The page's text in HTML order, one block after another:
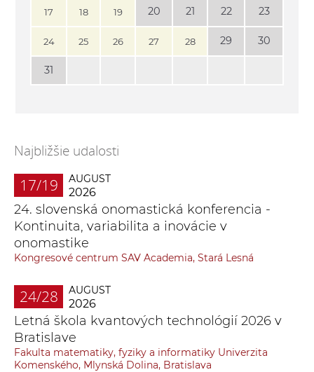
17 18 19 20 21 22 23
24 25 26 27 28 29 30
31
Najbližšie udalosti
17/19 AUGUST
2026
24. slovenská onomastická konferencia -
Kontinuita, variabilita a inovácie v
onomastike
Kongresové centrum SAV Academia, Stará Lesná
24/28 AUGUST
2026
Letná škola kvantových technológií 2026 v
Bratislave
Fakulta matematiky, fyziky a informatiky Univerzita
Komenského, Mlynská Dolina, Bratislava